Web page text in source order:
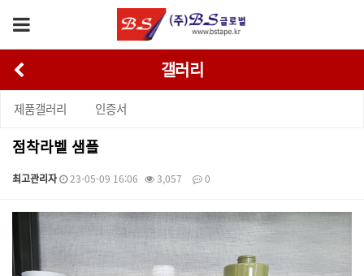
갤러리
제품갤러리 인증서
점착라벨 샘플
최고관리자 23-05-09 16:06 3,057 0